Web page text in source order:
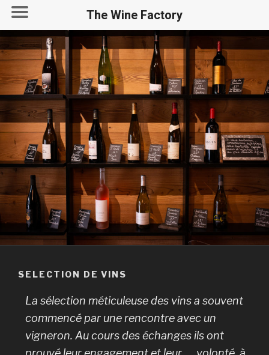
SELECTION DE VINS
La sélection méticuleuse des vins a souvent
commencé par une rencontre avec un
vigneron. Au cours des échanges ils ont
The Wine Factory